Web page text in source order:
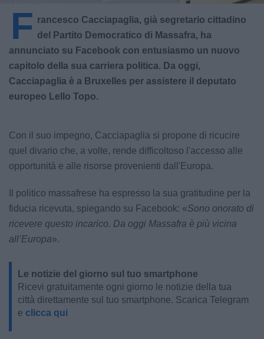
F rancesco Cacciapaglia, già segretario cittadino
del Partito Democratico di Massafra, ha
annunciato su Facebook con entusiasmo un nuovo
capitolo della sua carriera politica. Da oggi,
Cacciapaglia è a Bruxelles per assistere il deputato
europeo Lello Topo.
Con il suo impegno, Cacciapaglia si propone di ricucire
quel divario che, a volte, rende difficoltoso l'accesso alle
opportunità e alle risorse provenienti dall'Europa.
Il politico massafrese ha espresso la sua gratitudine per la
fiducia ricevuta, spiegando su Facebook: «Sono onorato di
ricevere questo incarico. Da oggi Massafra è più vicina
all’Europa».
Le notizie del giorno sul tuo smartphone
Ricevi gratuitamente ogni giorno le notizie della tua
città direttamente sul tuo smartphone. Scarica Telegram
e clicca qui